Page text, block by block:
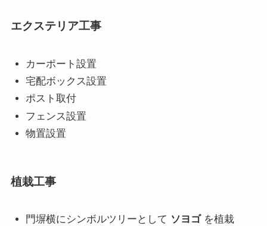
エクステリア工事
カーポート設置
宅配ボックス設置
ポスト取付
フェンス設置
物置設置
植栽工事
門塀横にシンボルツリーとして ソヨゴを植栽